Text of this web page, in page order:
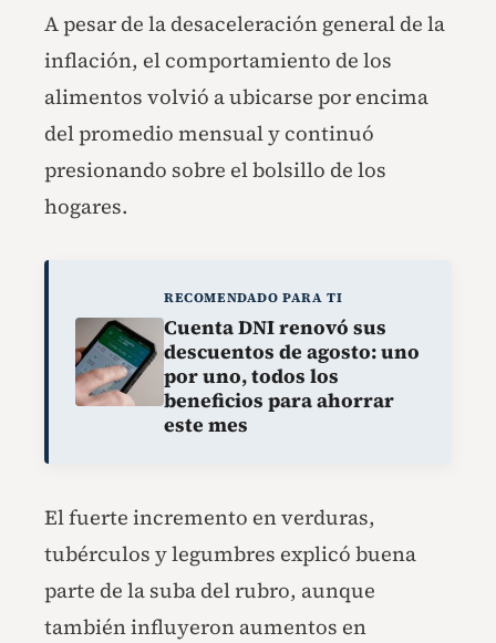
A pesar de la desaceleración general de la
inflación, el comportamiento de los
alimentos volvió a ubicarse por encima
del promedio mensual y continuó
presionando sobre el bolsillo de los
hogares.
RECOMENDADO PARA TI
Cuenta DNI renovó sus
descuentos de agosto: uno
por uno, todos los
beneficios para ahorrar
este mes
El fuerte incremento en verduras,
tubérculos y legumbres explicó buena
parte de la suba del rubro, aunque
también influyeron aumentos en